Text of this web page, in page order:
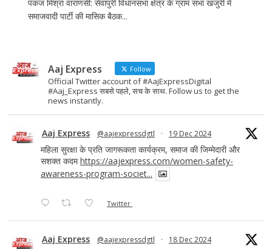
पंकज मिश्रा वाराणसी: सेवापुरी विधानसभा क्षेत्र के ग्राम सभा खजुरी में
समाजवादी पार्टी की मासिक बैठक...
Aaj Express Follow
Official Twitter account of #AajExpressDigital
#Aaj_Express सबसे पहले, सच के साथ. Follow us to get the
news instantly.
Aaj Express @aajexpressdgtl · 19 Dec 2024
महिला सुरक्षा के प्रति जागरूकता कार्यक्रम, समाज की जिम्मेदारी और
सशक्त कदमhttps://aajexpress.com/women-safety-
awareness-program-societ...
Twitter
Aaj Express @aajexpressdgtl · 18 Dec 2024